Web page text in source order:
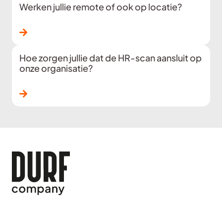
Werken jullie remote of ook op locatie?
Lees verder
Hoe zorgen jullie dat de HR-scan aansluit op
onze organisatie?
Lees verder